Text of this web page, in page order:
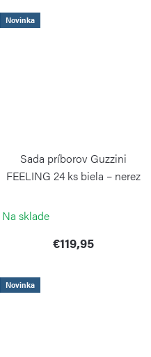
Novinka
Sada príborov Guzzini
FEELING 24 ks biela – nerez
Na sklade
€119,95
Novinka